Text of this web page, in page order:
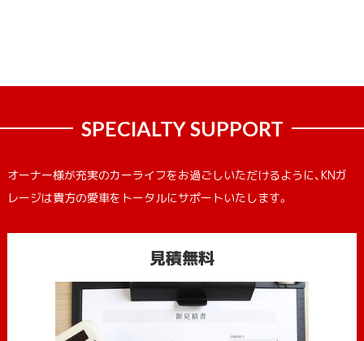
SPECIALTY SUPPORT
オーナー様が充実のカーライフをお過ごしいただけるように、KNガ
レージは貴方の愛車をトータルにサポートいたします。
見積無料